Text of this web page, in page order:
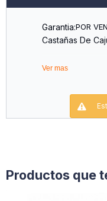
Garantia:POR
Castañas De
Ver mas
Productos que